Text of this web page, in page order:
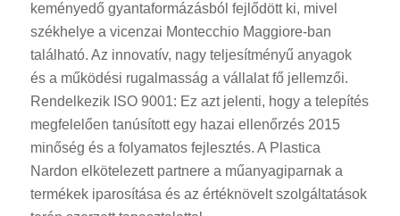
keményedő gyantaformázásból fejlődött ki, mivel
székhelye a vicenzai Montecchio Maggiore-ban
található. Az innovatív, nagy teljesítményű anyagok
és a működési rugalmasság a vállalat fő jellemzői.
Rendelkezik ISO 9001: Ez azt jelenti, hogy a telepítés
megfelelően tanúsított egy hazai ellenőrzés 2015
minőség és a folyamatos fejlesztés. A Plastica
Nardon elkötelezett partnere a műanyagiparnak a
termékek iparosítása és az értéknövelt szolgáltatások